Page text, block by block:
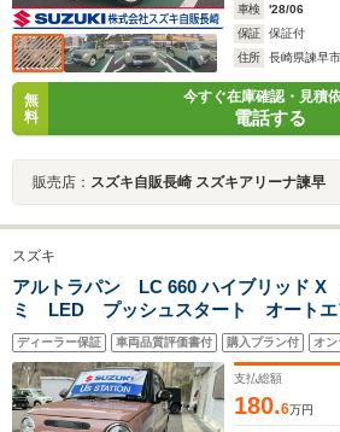
車検
'28/06
保証
保証付
住所
長崎県諫早市
無
料
今すぐ在庫確認・見積
電話する
販売店： スズキ自販長崎 スズキアリーナ諫早
スズキ
アルトラパン LC 660 ハイブリッド X
ミ LED プッシュスタート オート
ケット 衝突被害軽減システム アイド
プ 横滑り防止機能 衝突安全ボディ
ム 取扱説明書 メンテナンスノート
ディーラー保証 車両品質評価書付 購入プラン付 オ
支払総額
180.6万円